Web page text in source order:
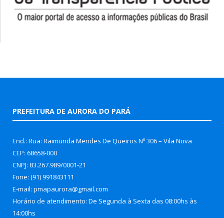
PREFEITURA DE AURORA DO PARÁ
End.: Rua: Raimunda Mendes De Queiros Nº 306 – Vila Nova
CEP: 68658-000
CNPJ: 83.267.989/0001-21
Fone: (91) 991843111
E-mail: pmapaurora@gmail.com
Horário de atendimento: De Segunda à Sexta das 08:00hs às
14:00hs